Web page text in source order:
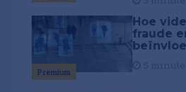
Premium
Hoe
fraude